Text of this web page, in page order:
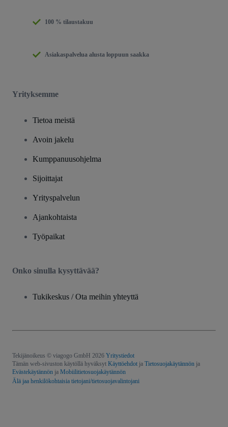
100 % tilaustakuu
Asiakaspalvelua alusta loppuun saakka
Yrityksemme
Tietoa meistä
Avoin jakelu
Kumppanuusohjelma
Sijoittajat
Yrityspalvelun
Ajankohtaista
Työpaikat
Onko sinulla kysyttävää?
Tukikeskus / Ota meihin yhteyttä
Tekijänoikeus © viagogo GmbH 2026 Yritystiedot
Tämän web-sivuston käytöllä hyväksyt Käyttöehdot ja Tietosuojakäytännön ja
Evästekäytännön ja Mobiilitietosuojakäytännön
Älä jaa henkilökohtaisia tietojani/tietosuojavalintojani